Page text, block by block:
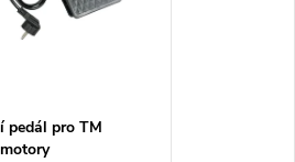
pedál pro TM